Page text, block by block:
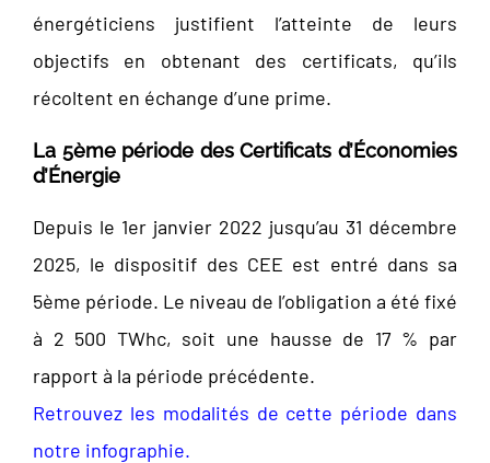
énergéticiens justifient l’atteinte de leurs
objectifs en obtenant des certificats, qu’ils
récoltent en échange d’une prime.
La 5ème période des Certificats d’Économies
d’Énergie
Depuis le 1er janvier 2022 jusqu’au 31 décembre
2025, le dispositif des CEE est entré dans sa
5ème période. Le niveau de l’obligation a été fixé
à 2 500 TWhc, soit une hausse de 17 % par
rapport à la période précédente.
Retrouvez les modalités de cette période dans
notre infographie.